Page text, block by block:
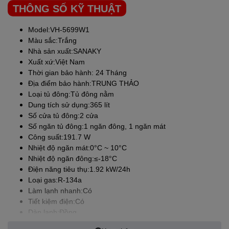
được thiết kế 4 bánh xe, giúp bạn thuận tiện trong việc di chuyển,
THÔNG SỐ KỸ THUẬT
Model:VH-5699W1
Màu sắc:Trắng
Nhà sản xuất:SANAKY
Xuất xứ:Việt Nam
Thời gian bảo hành: 24 Tháng
Địa điểm bảo hành:TRUNG THẢO
Loại tủ đông:Tủ đông nằm
Dung tích sử dụng:365 lít
Số cửa tủ đông:2 cửa
Số ngăn tủ đông:1 ngăn đông, 1 ngăn mát
Công suất:191.7 W
Nhiệt độ ngăn mát:0°C ~ 10°C
Nhiệt độ ngăn đông:≤-18°C
Điện năng tiêu thụ:1.92 kW/24h
Loại gas:R-134a
Làm lạnh nhanh:Có
Tiết kiệm điện:Có
Dàn lạnh:Đồng